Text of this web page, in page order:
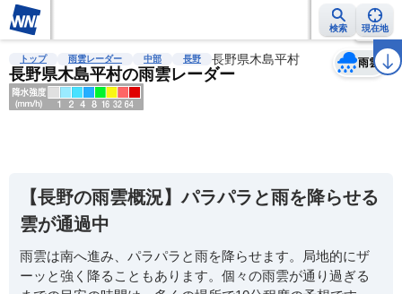
検索 現在地
雨雲レーダー 台風情報 地震情報 警報・注意報 2週間天気 ラ
トップ 雨雲レーダー 中部 長野 長野県木島平村
長野県木島平村の雨雲レーダー
雨雲
天気 台風
【長野の雨雲概況】パラパラと雨を降らせる
雲が通過中
雨雲は南へ進み、パラパラと雨を降らせます。局地的にザ
ーッと強く降ることもあります。個々の雨雲が通り過ぎる